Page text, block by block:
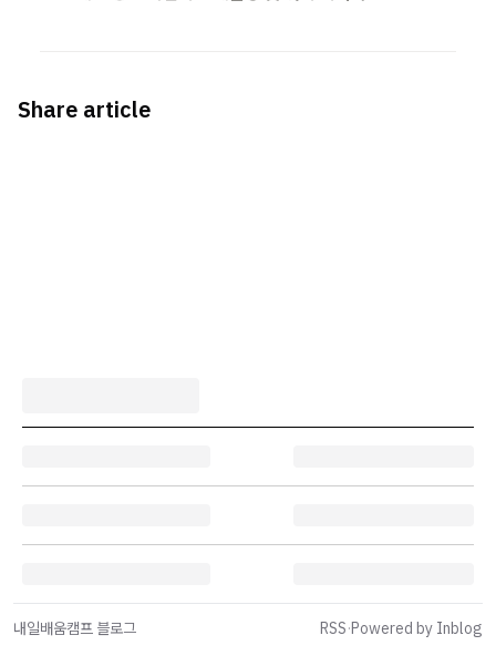
Share article
내일배움캠프 블로그 RSS·Powered by Inblog